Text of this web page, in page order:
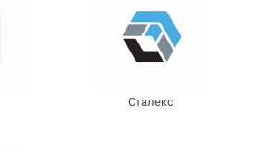
Сталекс